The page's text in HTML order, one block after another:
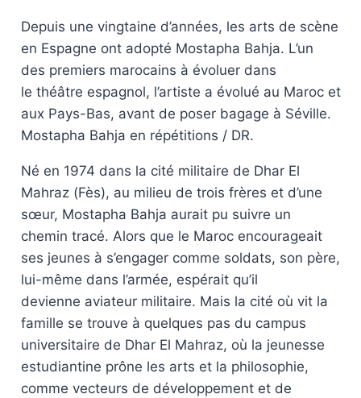
Depuis une vingtaine d’années, les arts de scène
en Espagne ont adopté Mostapha Bahja. L’un
des premiers marocains à évoluer dans
le théâtre espagnol, l’artiste a évolué au Maroc et
aux Pays-Bas, avant de poser bagage à Séville.
Mostapha Bahja en répétitions / DR.
Né en 1974 dans la cité militaire de Dhar El
Mahraz (Fès), au milieu de trois frères et d’une
sœur, Mostapha Bahja aurait pu suivre un
chemin tracé. Alors que le Maroc encourageait
ses jeunes à s’engager comme soldats, son père,
lui-même dans l’armée, espérait qu’il
devienne aviateur militaire. Mais la cité où vit la
famille se trouve à quelques pas du campus
universitaire de Dhar El Mahraz, où la jeunesse
estudiantine prône les arts et la philosophie,
comme vecteurs de développement et de